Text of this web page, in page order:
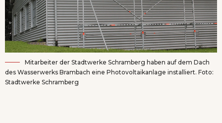
Mitarbeiter der Stadtwerke Schramberg haben auf dem Dach
des Wasserwerks Brambach eine Photovoltaikanlage installiert. Foto:
Stadtwerke Schramberg